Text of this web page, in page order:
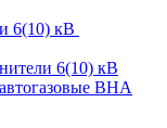
6(10) кВ
6(10) кВ
ВНА